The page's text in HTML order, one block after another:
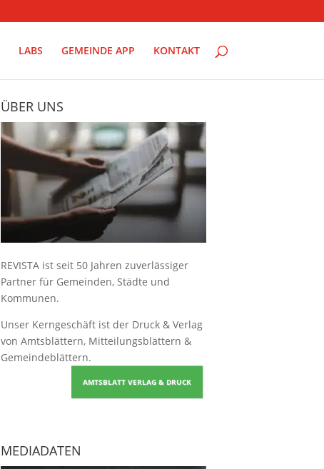
LABS GEMEINDE APP KONTAKT
ÜBER UNS
REVISTA ist seit 50 Jahren zuverlässiger
Partner für Gemeinden, Städte und
Kommunen.
Unser Kerngeschäft ist der Druck & Verlag
von Amtsblättern, Mitteilungsblättern &
Gemeindeblättern.
AMTSBLATT VERLAG & DRUCK
MEDIADATEN